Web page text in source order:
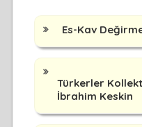
Es-Kav
Türkerler
İbrahim Keskin